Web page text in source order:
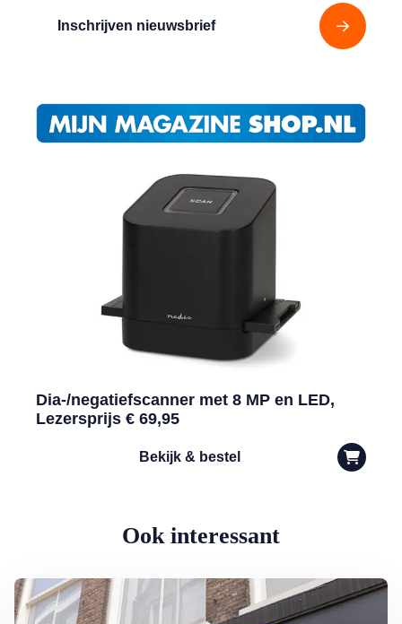
Inschrijven nieuwsbrief
Dia-/negatiefscanner met 8 MP en LED,
Lezersprijs € 69,95
Bekijk & bestel
Ook interessant
Lees meer over Dit kunt u doen als uw gegevens zijn gelekt